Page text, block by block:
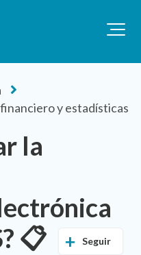
y estadísticas
la
📋
Seguir